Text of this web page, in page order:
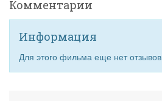
Комментарии
Информация
Для этого фильма еще нет отзывов